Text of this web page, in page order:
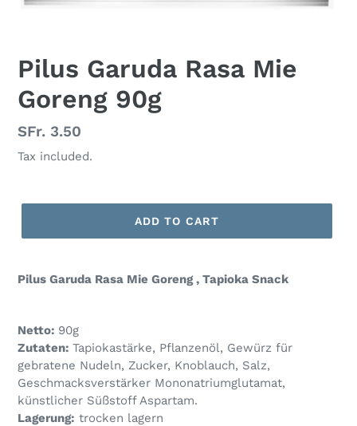
Pilus Garuda Rasa Mie
Goreng 90g
Regular
price
SFr. 3.50
Tax included.
ADD TO CART
Pilus Garuda Rasa Mie Goreng , Tapioka Snack
Netto: 90g
Zutaten: Tapiokastärke, Pflanzenöl, Gewürz für
gebratene Nudeln, Zucker, Knoblauch, Salz,
Geschmacksverstärker Mononatriumglutamat,
künstlicher Süßstoff Aspartam.
Lagerung: trocken lagern